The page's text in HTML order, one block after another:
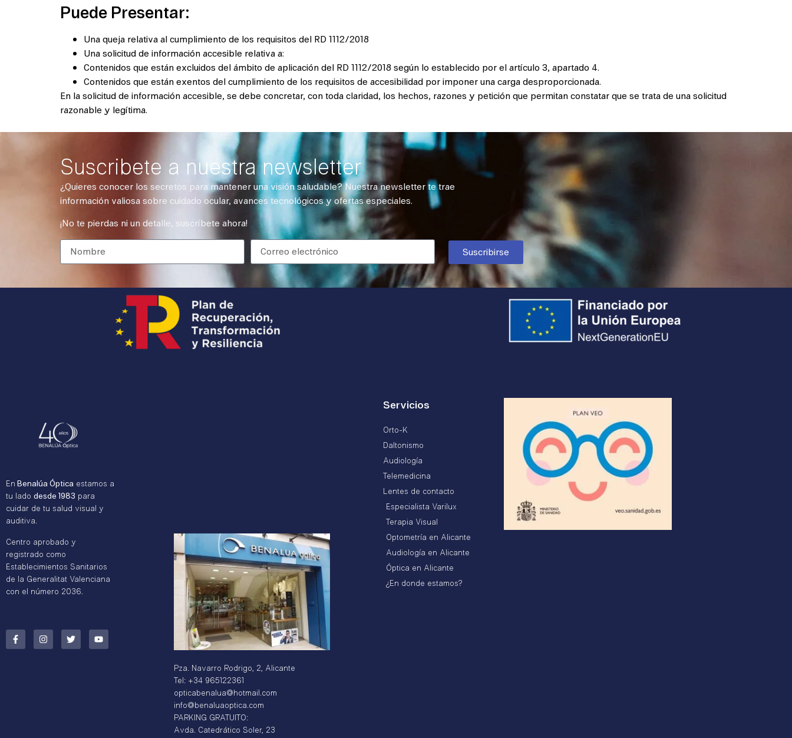
Puede Presentar:
Una queja relativa al cumplimiento de los requisitos del RD 1112/2018
Una solicitud de información accesible relativa a:
Contenidos que están excluidos del ámbito de aplicación del RD 1112/2018 según lo establecido por el artículo 3, apartado 4.
Contenidos que están exentos del cumplimiento de los requisitos de accesibilidad por imponer una carga desproporcionada.
En la solicitud de información accesible, se debe concretar, con toda claridad, los hechos, razones y petición que permitan constatar que se trata de una solicitud
razonable y legítima.
Suscribete a nuestra newsletter
¿Quieres conocer los secretos para mantener una visión saludable? Nuestra newsletter te trae
información valiosa sobre cuidado ocular, avances tecnológicos y ofertas especiales.
¡No te pierdas ni un detalle, suscríbete ahora!
Suscribirse
EnBenalúa Óptica estamos a
tu lado desde 1983 para
cuidar de tu salud visual y
auditiva.
Centro aprobado y
registrado como
Establecimientos Sanitarios
de la Generalitat Valenciana
con el número 2036.
Pza. Navarro Rodrigo, 2, Alicante
Tel: +34 965122361
opticabenalua@hotmail.com
info@benaluaoptica.com
PARKING GRATUITO:
Avda. Catedrático Soler, 23
Servicios
Orto-K
Daltonismo
Audiología
Telemedicina
Lentes de contacto
Especialista Varilux
Terapia Visual
Optometría en Alicante
Audiología en Alicante
Óptica en Alicante
¿En donde estamos?